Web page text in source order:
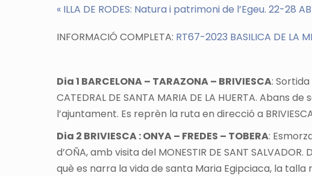
« ILLA DE RODES: Natura i patrimoni de l’Egeu. 22-28
INFORMACIÓ COMPLETA: RT67-2023 BASILICA DE LA
Dia 1 BARCELONA – TARAZONA – BRIVIESCA:
CATEDRAL DE SANTA MARIA DE LA HUERTA.
l’ajuntament. Es reprèn la ruta en direcció a
Dia 2 BRIVIESCA : ONYA – FREDES – TOBERA:
d’OÑA, amb visita del MONESTIR DE SANT
què es narra la vida de santa Maria Egipciaca, la